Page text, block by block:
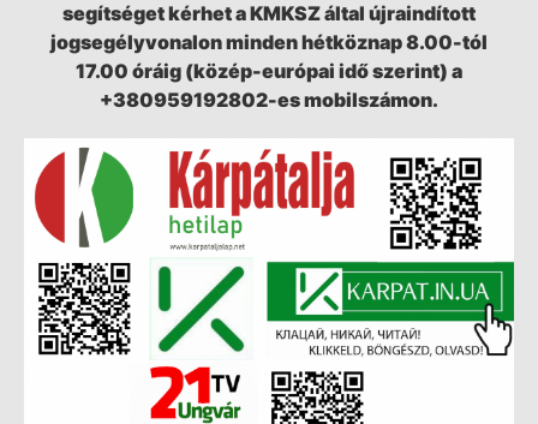
segítséget kérhet a KMKSZ által újraindított
jogsegélyvonalon minden hétköznap 8.00-tól
17.00 óráig (közép-európai idő szerint) a
+380959192802-es mobilszámon.